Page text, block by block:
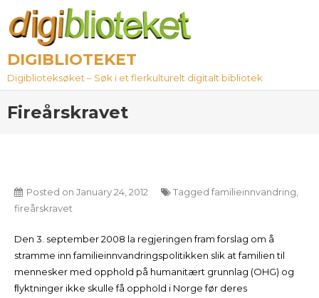
content
DIGIBLIOTEKET
Digiblioteksøket – Søk i et flerkulturelt digitalt bibliotek
Fireårskravet
Posted on January 24, 2012 Tagged familieinnvandring
fireårskravet
Den 3. september 2008 la regjeringen fram forslag om å
stramme inn familieinnvandringspolitikken slik at familien til
mennesker med opphold på humanitært grunnlag (OHG) og
ﬂyktninger ikke skulle få opphold i Norge før deres